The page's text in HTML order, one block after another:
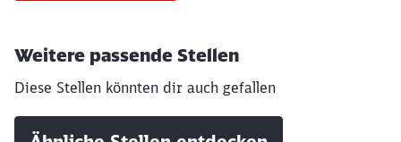
Weitere passende Stellen
Diese Stellen könnten dir auch gefallen